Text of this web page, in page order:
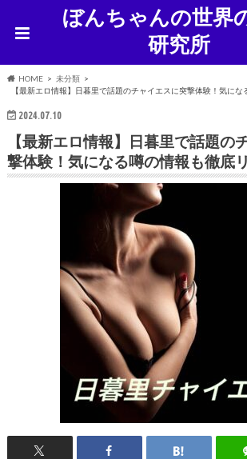
ぼんちゃんの世界
研究所
HOME
未分類
【最新エロ情報】日暮里で話題のチャイエスに突撃体験！気にな
2024.07.10
【最新エロ情報】日暮里で話題の
撃体験！気になる噂の情報も徹底